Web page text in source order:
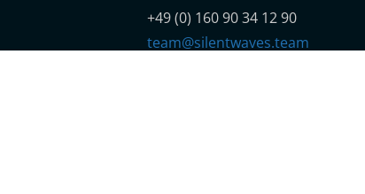
+49 (0) 160 90 34 12 90
team@silentwaves.team